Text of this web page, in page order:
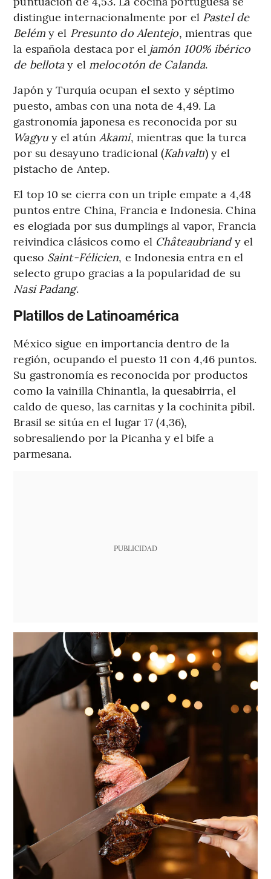
distingue internacionalmente por el Pastel de
Belémy el Presunto do Alentejo, mientras que
la española destaca por el jamón 100% ibérico
de bellotay el melocotón de Calanda.
Japón y Turquía ocupan el sexto y séptimo
puesto, ambas con una nota de 4,49. La
gastronomía japonesa es reconocida por su
Wagyuy el atún Akami, mientras que la turca
por su desayuno tradicional (Kahvaltı) y el
pistacho de Antep.
El top 10 se cierra con un triple empate a 4,48
puntos entre China, Francia e Indonesia. China
es elogiada por sus dumplings al vapor, Francia
reivindica clásicos como el Châteaubriandy el
queso Saint-Félicien, e Indonesia entra en el
selecto grupo gracias a la popularidad de su
Nasi Padang.
Platillos de Latinoamérica
México sigue en importancia dentro de la
región, ocupando el puesto 11 con 4,46 puntos.
Su gastronomía es reconocida por productos
como la vainilla Chinantla, la quesabirria, el
caldo de queso, las carnitas y la cochinita pibil.
Brasil se sitúa en el lugar 17 (4,36),
sobresaliendo por la Picanha y el bife a
parmesana.
PUBLICIDAD